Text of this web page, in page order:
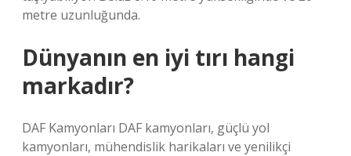
metre uzunluğunda.
Dünyanın en iyi tırı hangi
markadır?
DAF Kamyonları DAF kamyonları, güçlü yol
kamyonları, mühendislik harikaları ve yenilikçi